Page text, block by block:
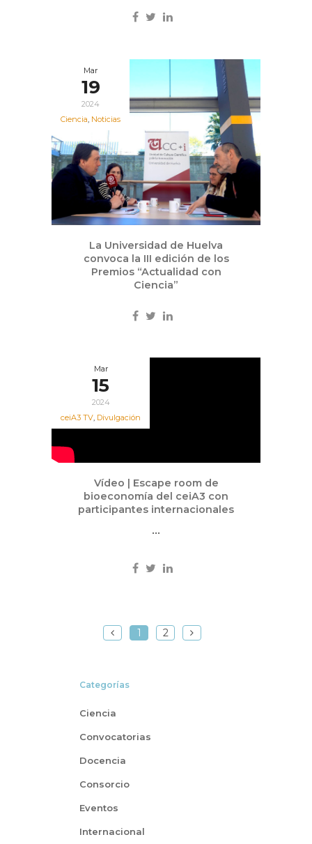
Mar
19
2024
Ciencia, Noticias
La Universidad de Huelva
convoca la III edición de los
Premios “Actualidad con
Ciencia”
Mar
15
2024
ceiA3 TV, Divulgación
Vídeo | Escape room de
bioeconomía del ceiA3 con
participantes internacionales
...
1 2
Categorías
Ciencia
Convocatorias
Docencia
Consorcio
Eventos
Internacional